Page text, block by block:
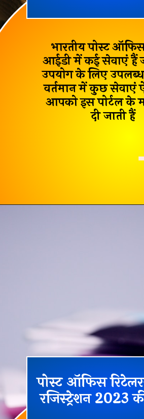
भारतीय पोस्ट
आईडी में कई सेवाएं
उपयोग के लिए
वर्तमान में कुछ सेवाएं
आपको इस पोर्टल के
दी जाती हैं
पोस्ट ऑफिस
रजिस्ट्रेशन 2023